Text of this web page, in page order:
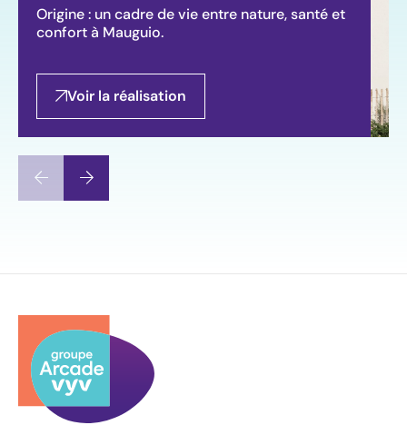
Origine : un cadre de vie entre nature, santé et
confort à Mauguio.
Voir la réalisation